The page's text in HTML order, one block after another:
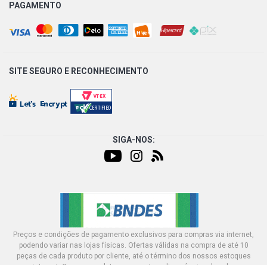
PAGAMENTO
SITE SEGURO E RECONHECIMENTO
SIGA-NOS:
Preços e condições de pagamento exclusivos para compras via internet,
podendo variar nas lojas físicas. Ofertas válidas na compra de até 10
peças de cada produto por cliente, até o término dos nossos estoques